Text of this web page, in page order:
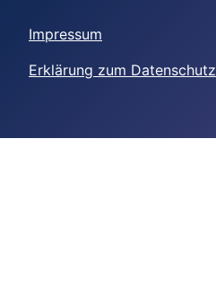
Impressum
Erklärung zum Datenschutz